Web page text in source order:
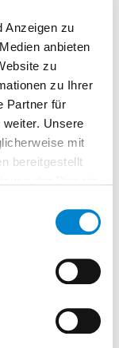
Anzeigen zu
anbieten
zu
zu Ihrer
Partner für
Unsere
mit
bereitgestellt
teilen Sie
Wir
zahlen Sie
Seevetal-